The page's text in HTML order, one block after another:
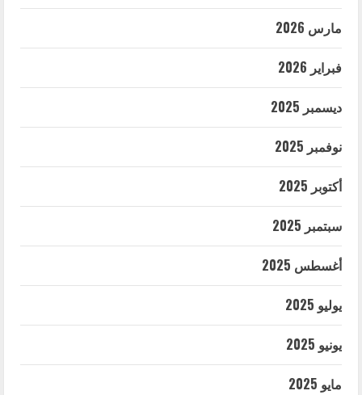
مارس 2026
فبراير 2026
ديسمبر 2025
نوفمبر 2025
أكتوبر 2025
سبتمبر 2025
أغسطس 2025
يوليو 2025
يونيو 2025
مايو 2025